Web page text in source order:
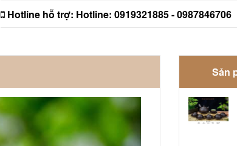
Hotline hỗ trợ: Hotline: 0919321885 - 0987846706
Sản